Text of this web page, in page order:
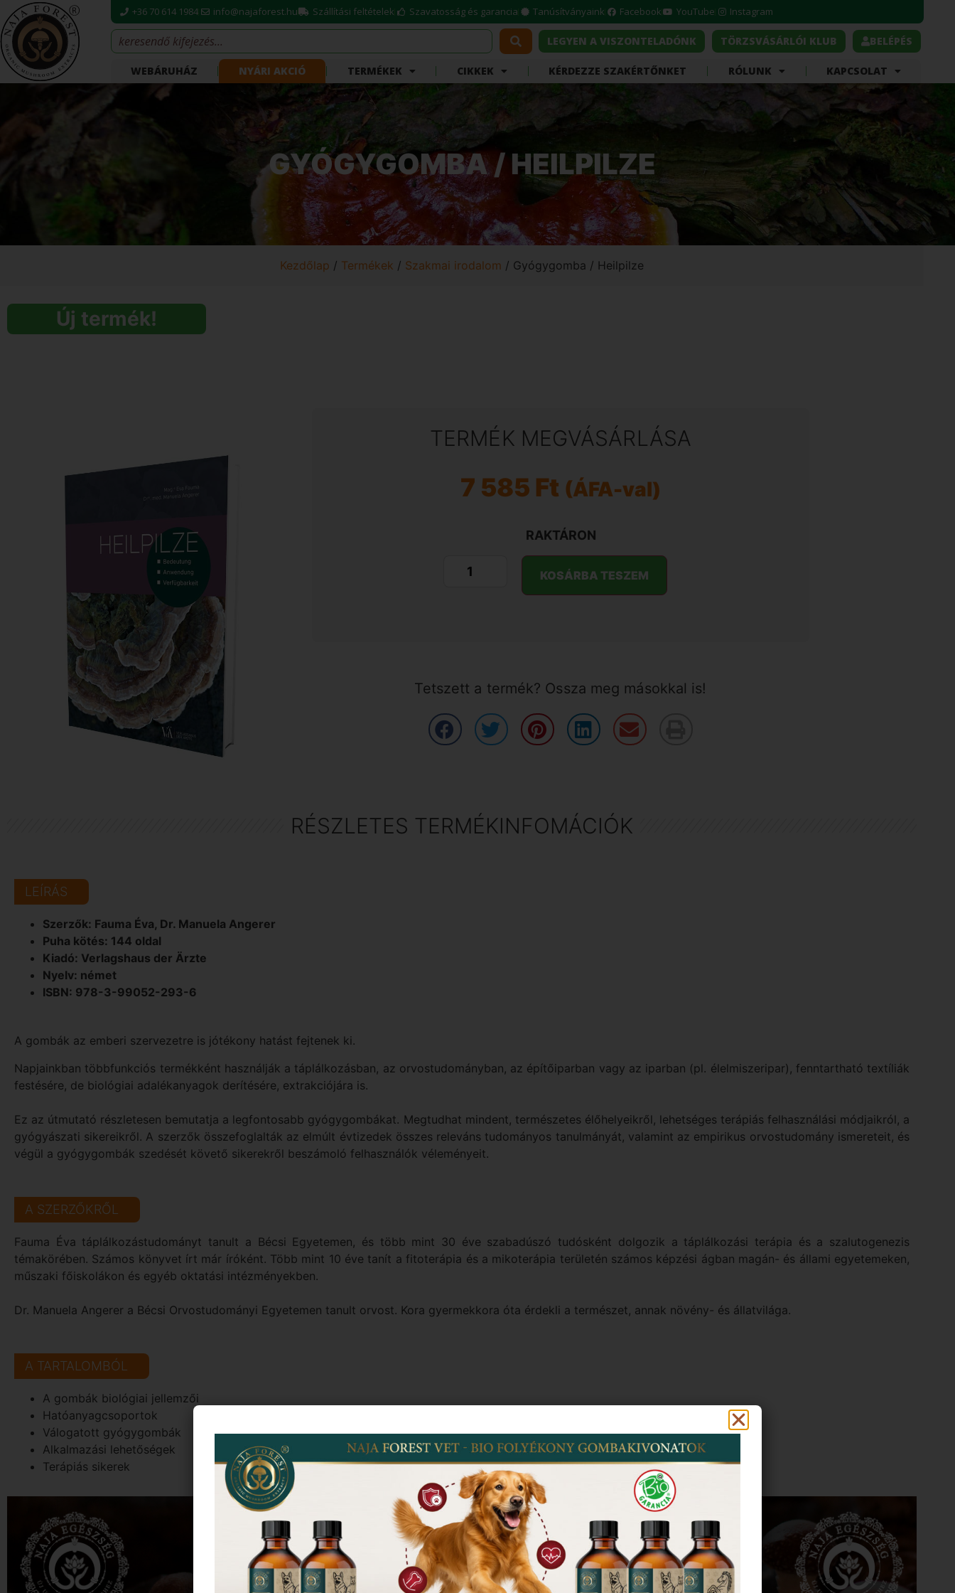
+36 70 614 1984 info@najaforest.hu Szállítási feltételek Szavatosság és garancia Tanúsítványaink Facebook YouTube Instagram
LEGYEN A VISZONTELADÓNK TÖRZSVÁSÁRLÓI KLUB BELÉPÉS
WEBÁRUHÁZ NYÁRI AKCIÓ TERMÉKEK CIKKEK KÉRDEZZE SZAKÉRTŐNKET RÓLUNK KAPCSOLAT
GYÓGYGOMBA / HEILPILZE
Kezdőlap / Termékek / Szakmai irodalom / Gyógygomba / Heilpilze
Új termék!
TERMÉK MEGVÁSÁRLÁSA
7 585 Ft (ÁFA-val)
RAKTÁRON
KOSÁRBA TESZEM
Tetszett a termék? Ossza meg másokkal is!
RÉSZLETES TERMÉKINFOMÁCIÓK
LEÍRÁS
Szerzők: Fauma Éva, Dr. Manuela Angerer
Puha kötés: 144 oldal
Kiadó: Verlagshaus der Ärzte
Nyelv: német
ISBN: 978-3-99052-293-6
A gombák az emberi szervezetre is jótékony hatást fejtenek ki.
Napjainkban többfunkciós termékként használják a táplálkozásban, az orvostudományban, az építőiparban vagy az iparban (pl. élelmiszeripar), fenntartható textíliák
festésére, de biológiai adalékanyagok derítésére, extrakciójára is.
Ez az útmutató részletesen bemutatja a legfontosabb gyógygombákat. Megtudhat mindent, természetes élőhelyeikről, lehetséges terápiás felhasználási módjaikról, a
gyógyászati sikereikről. A szerzők összefoglalták az elmúlt évtizedek összes releváns tudományos tanulmányát, valamint az empirikus orvostudomány ismereteit, és
végül a gyógygombák szedését követő sikerekről beszámoló felhasználók véleményeit.
A SZERZŐKRŐL
Fauma Éva táplálkozástudományt tanult a Bécsi Egyetemen, és több mint 30 éve szabadúszó tudósként dolgozik a táplálkozási terápia és a szalutogenezis
témakörében. Számos könyvet írt már íróként. Több mint 10 éve tanít a fitoterápia és a mikoterápia területén számos képzési ágban magán- és állami egyetemeken,
műszaki főiskolákon és egyéb oktatási intézményekben.
Dr. Manuela Angerer a Bécsi Orvostudományi Egyetemen tanult orvost. Kora gyermekkora óta érdekli a természet, annak növény- és állatvilága.
A TARTALOMBÓL
A gombák biológiai jellemzői
Hatóanyagcsoportok
Válogatott gyógygombák
Alkalmazási lehetőségek
Terápiás sikerek